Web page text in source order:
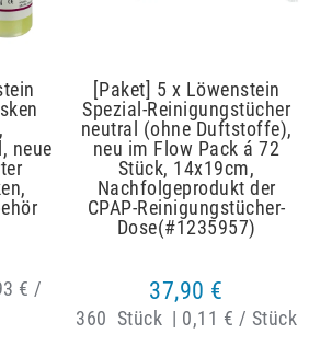
neue
€ /
[Paket] 5 x Löwenstein
Spezial-Reinigungstücher
neutral (ohne Duftstoffe),
neu im Flow Pack á 72
Stück, 14x19cm,
Nachfolgeprodukt der
CPAP-Reinigungstücher-
Dose(#1235957)
37,90 €
360 Stück | 0,11 € / Stück